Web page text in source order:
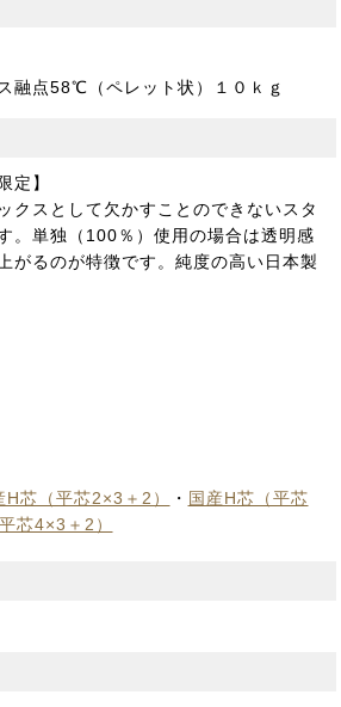
融点58℃（ペレット状）１０ｋｇ
定】
クスとして欠かすことのできないスタ
。単独（100％）使用の場合は透明感
がるのが特徴です。純度の高い日本製
H芯（平芯2×3＋2） ・ 国産H芯（平芯
芯4×3＋2）